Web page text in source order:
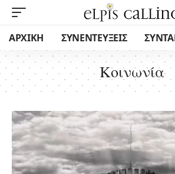
ΑΡΧΙΚΗ ΣΥΝΕΝΤΕΥΞΕΙΣ
Κοινωνία